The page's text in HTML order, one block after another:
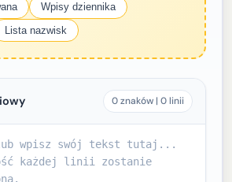
Wpisy dziennika
Lista nazwisk
0 znaków | 0 linii